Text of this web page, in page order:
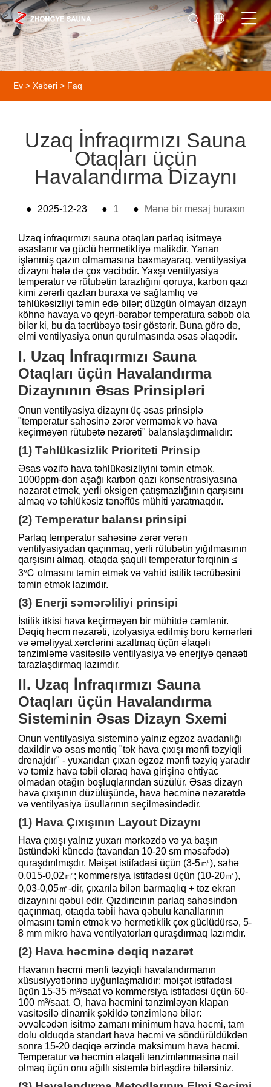
Ev > Xəbəri > Faq
Uzaq İnfraqırmızı Sauna
Otaqları üçün
Havalandırma Dizaynı
● 2025-12-23 ● 1 ● Mənə bir mesaj buraxın
Uzaq infraqırmızı sauna otaqları parlaq isitməyə
əsaslanır və güclü hermetikliyə malikdir. Yanan
işlənmiş qazın olmamasına baxmayaraq, ventilyasiya
dizaynı hələ də çox vacibdir. Yaxşı ventilyasiya
temperatur və rütubətin tarazlığını qoruya, karbon qazı
kimi zərərli qazları buraxa və sağlamlıq və
təhlükəsizliyi təmin edə bilər; düzgün olmayan dizayn
köhnə havaya və qeyri-bərabər temperatura səbəb ola
bilər ki, bu da təcrübəyə təsir göstərir. Buna görə də,
elmi ventilyasiya onun qurulmasında əsas əlaqədir.
I. Uzaq İnfraqırmızı Sauna
Otaqları üçün Havalandırma
Dizaynının Əsas Prinsipləri
Onun ventilyasiya dizaynı üç əsas prinsiplə
"temperatur sahəsinə zərər verməmək və hava
keçirməyən rütubətə nəzarəti" balanslaşdırmalıdır:
(1) Təhlükəsizlik Prioriteti Prinsip
Əsas vəzifə hava təhlükəsizliyini təmin etmək,
1000ppm-dən aşağı karbon qazı konsentrasiyasına
nəzarət etmək, yerli oksigen çatışmazlığının qarşısını
almaq və təhlükəsiz tənəffüs mühiti yaratmaqdır.
(2) Temperatur balansı prinsipi
Parlaq temperatur sahəsinə zərər verən
ventilyasiyadan qaçınmaq, yerli rütubətin yığılmasının
qarşısını almaq, otaqda şaquli temperatur fərqinin ≤
3℃ olmasını təmin etmək və vahid istilik təcrübəsini
təmin etmək lazımdır.
(3) Enerji səmərəliliyi prinsipi
İstilik itkisi hava keçirməyən bir mühitdə cəmlənir.
Dəqiq həcm nəzarəti, izolyasiya edilmiş boru kəmərləri
və əməliyyat xərclərini azaltmaq üçün əlaqəli
tənzimləmə vasitəsilə ventilyasiya və enerjiyə qənaəti
tarazlaşdırmaq lazımdır.
II. Uzaq İnfraqırmızı Sauna
Otaqları üçün Havalandırma
Sisteminin Əsas Dizayn Sxemi
Onun ventilyasiya sisteminə yalnız egzoz avadanlığı
daxildir və əsas məntiq "tək hava çıxışı mənfi təzyiqli
drenajdır" - yuxarıdan çıxan egzoz mənfi təzyiq yaradır
və təmiz hava təbii olaraq hava girişinə ehtiyac
olmadan otağın boşluqlarından süzülür. Əsas dizayn
hava çıxışının düzülüşündə, hava həcminə nəzarətdə
və ventilyasiya üsullarının seçilməsindədir.
(1) Hava Çıxışının Layout Dizaynı
Hava çıxışı yalnız yuxarı mərkəzdə və ya başın
üstündəki küncdə (tavandan 10-20 sm məsafədə)
quraşdırılmışdır. Məişət istifadəsi üçün (3-5㎡), sahə
0,015-0,02㎡; kommersiya istifadəsi üçün (10-20㎡),
0,03-0,05㎡-dir, çıxarıla bilən barmaqlıq + toz ekran
dizaynını qəbul edir. Qızdırıcının parlaq sahəsindən
qaçınmaq, otaqda təbii hava qəbulu kanallarının
olmasını təmin etmək və hermetiklik çox güclüdürsə, 5-
8 mm mikro hava ventilyatorları quraşdırmaq lazımdır.
(2) Hava həcminə dəqiq nəzarət
Havanın həcmi mənfi təzyiqli havalandırmanın
xüsusiyyətlərinə uyğunlaşmalıdır: məişət istifadəsi
üçün 15-35 m³/saat və kommersiya istifadəsi üçün 60-
100 m³/saat. O, hava həcmini tənzimləyən klapan
vasitəsilə dinamik şəkildə tənzimlənə bilər:
əvvəlcədən isitmə zamanı minimum hava həcmi, tam
dolu olduqda standart hava həcmi və söndürüldükdən
sonra 15-20 dəqiqə ərzində maksimum hava həcmi.
Temperatur və həcmin əlaqəli tənzimlənməsinə nail
olmaq üçün onu ağıllı sistemlə birləşdirə bilərsiniz.